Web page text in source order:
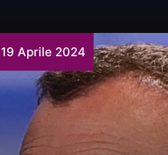
19 Aprile 2024